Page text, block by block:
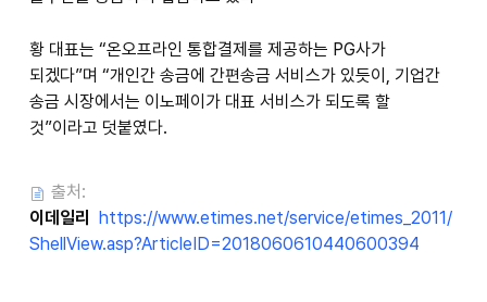
황 대표는 “온오프라인 통합결제를 제공하는 PG사가
되겠다”며 “개인간 송금에 간편송금 서비스가 있듯이, 기업간
송금 시장에서는 이노페이가 대표 서비스가 되도록 할
것”이라고 덧붙였다.
출처:
이데일리
https://www.etimes.net/service/etimes_2011/
ShellView.asp?ArticleID=2018060610440600394